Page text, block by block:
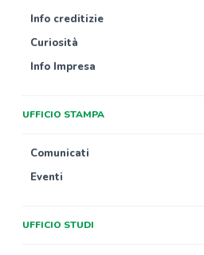
Info creditizie
Curiosità
Info Impresa
UFFICIO STAMPA
Comunicati
Eventi
UFFICIO STUDI